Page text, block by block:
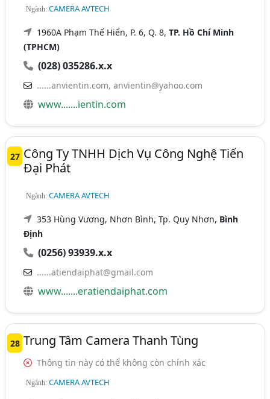
Ngành:CAMERA AVTECH
1960A Phạm Thế Hiển, P. 6, Q. 8,TP. Hồ Chí Minh
(TPHCM)
(028) 035286.x.x
......anvientin.com,anvientin@yahoo.com
www.......ientin.com
27 Công Ty TNHH Dịch Vụ Công Nghệ Tiến
Đại Phát
Ngành:CAMERA AVTECH
353 Hùng Vương, Nhơn Bình, Tp. Quy Nhơn, Bình
Định
(0256) 93939.x.x
......atiendaiphat@gmail.com
www.......eratiendaiphat.com
28 Trung Tâm Camera Thanh Tùng
Thông tin này có thể không còn chính xác
Ngành:CAMERA AVTECH